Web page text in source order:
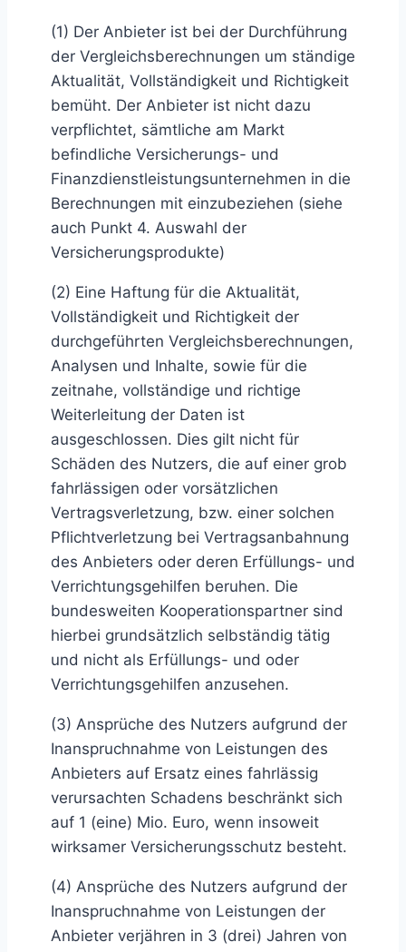
(1) Der Anbieter ist bei der Durchführung
der Vergleichsberechnungen um ständige
Aktualität, Vollständigkeit und Richtigkeit
bemüht. Der Anbieter ist nicht dazu
verpflichtet, sämtliche am Markt
befindliche Versicherungs- und
Finanzdienstleistungsunternehmen in die
Berechnungen mit einzubeziehen (siehe
auch Punkt 4. Auswahl der
Versicherungsprodukte)
(2) Eine Haftung für die Aktualität,
Vollständigkeit und Richtigkeit der
durchgeführten Vergleichsberechnungen,
Analysen und Inhalte, sowie für die
zeitnahe, vollständige und richtige
Weiterleitung der Daten ist
ausgeschlossen. Dies gilt nicht für
Schäden des Nutzers, die auf einer grob
fahrlässigen oder vorsätzlichen
Vertragsverletzung, bzw. einer solchen
Pflichtverletzung bei Vertragsanbahnung
des Anbieters oder deren Erfüllungs- und
Verrichtungsgehilfen beruhen. Die
bundesweiten Kooperationspartner sind
hierbei grundsätzlich selbständig tätig
und nicht als Erfüllungs- und oder
Verrichtungsgehilfen anzusehen.
(3) Ansprüche des Nutzers aufgrund der
Inanspruchnahme von Leistungen des
Anbieters auf Ersatz eines fahrlässig
verursachten Schadens beschränkt sich
auf 1 (eine) Mio. Euro, wenn insoweit
wirksamer Versicherungsschutz besteht.
(4) Ansprüche des Nutzers aufgrund der
Inanspruchnahme von Leistungen der
Anbieter verjähren in 3 (drei) Jahren von